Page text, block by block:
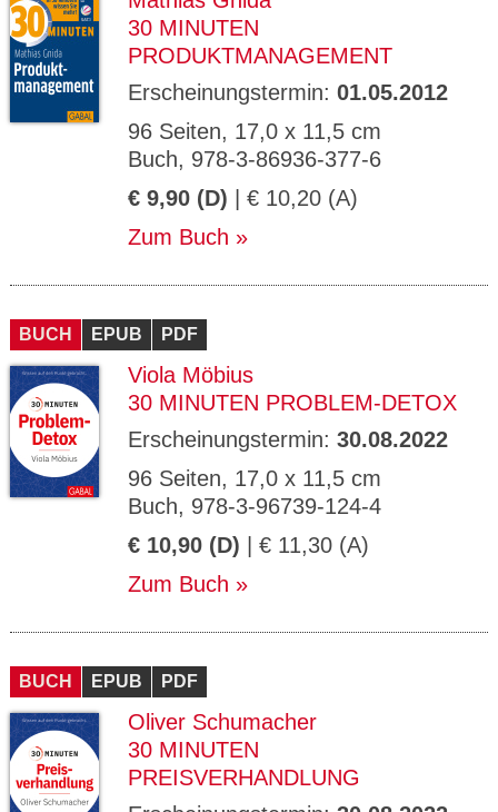
30 MINUTEN
PRODUKTMANAGEMENT
Erscheinungstermin: 01.05.2012
96 Seiten, 17,0 x 11,5 cm
Buch, 978-3-86936-377-6
€ 9,90 (D) | € 10,20 (A)
Zum Buch
BUCH EPUB PDF
Viola Möbius
30 MINUTEN PROBLEM-DETOX
Erscheinungstermin: 30.08.2022
96 Seiten, 17,0 x 11,5 cm
Buch, 978-3-96739-124-4
€ 10,90 (D) | € 11,30 (A)
Zum Buch
BUCH EPUB PDF
Oliver Schumacher
30 MINUTEN
PREISVERHANDLUNG